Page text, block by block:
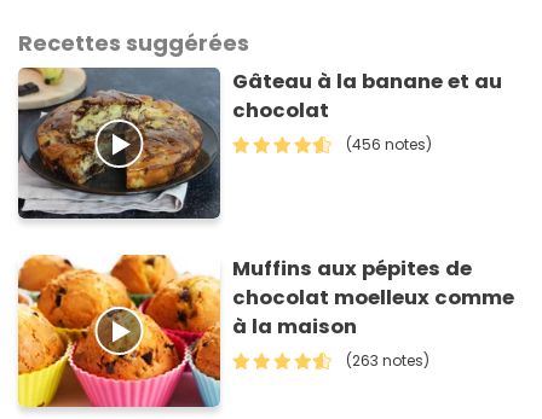
Recettes suggérées
Gâteau à la banane et au
chocolat
(456 notes)
Muffins aux pépites de
chocolat moelleux comme
à la maison
(263 notes)